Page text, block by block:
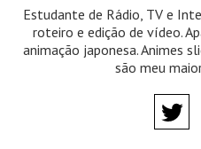
Estudante de Rádio, TV e
roteiro e edição de vídeo.
animação japonesa. Animes
são meu